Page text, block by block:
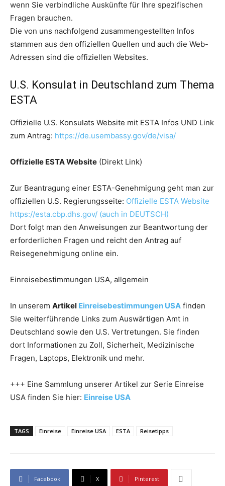
wenn Sie verbindliche Auskünfte für Ihre spezifischen
Fragen brauchen.
Die von uns nachfolgend zusammengestellten Infos
stammen aus den offiziellen Quellen und auch die Web-
Adressen sind die offiziellen Websites.
U.S. Konsulat in Deutschland zum Thema
ESTA
Offizielle U.S. Konsulats Website mit ESTA Infos UND Link
zum Antrag: https://de.usembassy.gov/de/visa/
Offizielle ESTA Website (Direkt Link)
Zur Beantragung einer ESTA-Genehmigung geht man zur
offiziellen U.S. Regierungsseite: Offizielle ESTA Website
https://esta.cbp.dhs.gov/ (auch in DEUTSCH)
Dort folgt man den Anweisungen zur Beantwortung der
erforderlichen Fragen und reicht den Antrag auf
Reisegenehmigung online ein.
Einreisebestimmungen USA, allgemein
In unserem Artikel Einreisebestimmungen USA finden
Sie weiterführende Links zum Auswärtigen Amt in
Deutschland sowie den U.S. Vertretungen. Sie finden
dort Informationen zu Zoll, Sicherheit, Medizinische
Fragen, Laptops, Elektronik und mehr.
+++ Eine Sammlung unserer Artikel zur Serie Einreise
USA finden Sie hier: Einreise USA
TAGS Einreise Einreise USA ESTA Reisetipps
Facebook X Pinterest